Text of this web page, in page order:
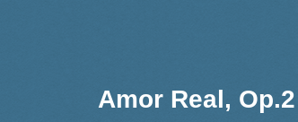
Amor Real,